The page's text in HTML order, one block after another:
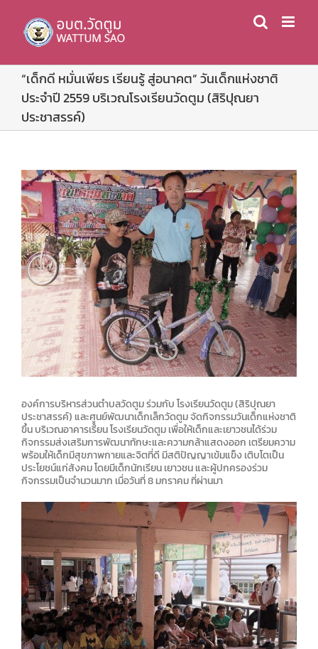
content
“เด็กดี หมั่นเพียร เรียนรู้ สู่อนาคต” วันเด็กแห่งชาติ
ประจำปี 2559 บริเวณโรงเรียนวัดตูม (สิริปุณยา
ประชาสรรค์)
View
Larger
Image
องค์การบริหารส่วนตำบลวัดตูม ร่วมกับ โรงเรียนวัดตูม (สิริปุณยา
ประชาสรรค์) และศููนย์พัฒนาเด็กเล็กวัดตูม จัดกิจกรรมวันเด็กแห่งชาติ
ขึ้น บริเวณอาคารเรียน โรงเรียนวัดตูม เพื่อให้เด็กและเยาวชนได้ร่วม
กิจกรรมส่งเสริมการพัฒนาทักษะและความกล้าแสดงออก เตรียมความ
พร้อมให้เด็กมีสุขภาพกายและจิตที่ดี มีสติปัญญาเข้มแข็ง เติบโตเป็น
ประโยชน์แก่สังคม โดยมีเด็กนักเรียน เยาวชน และผู้ปกครองร่วม
กิจกรรมเป็นจำนวนมาก เมื่อวันที่ 8 มกราคม ที่ผ่านมา